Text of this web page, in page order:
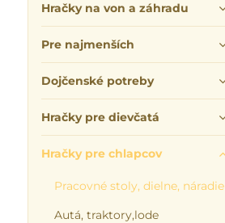
Hračky na von a záhradu
Pre najmenších
Dojčenské potreby
Hračky pre dievčatá
Hračky pre chlapcov
Pracovné stoly, dielne, náradie
Autá, traktory,lode